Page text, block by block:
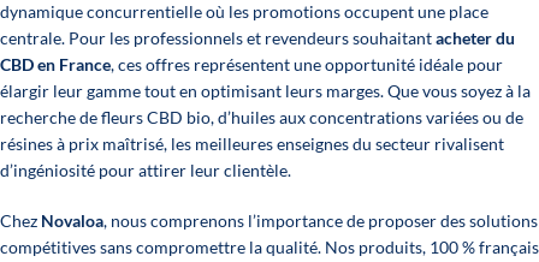
dynamique concurrentielle où les promotions occupent une place
centrale. Pour les professionnels et revendeurs souhaitantacheter du
CBD en France, ces offres représentent une opportunité idéale pour
élargir leur gamme tout en optimisant leurs marges. Que vous soyez à la
recherche de fleurs CBD bio, d’huiles aux concentrations variées ou de
résines à prix maîtrisé, les meilleures enseignes du secteur rivalisent
d’ingéniosité pour attirer leur clientèle.
Chez Novaloa, nous comprenons l’importance de proposer des solutions
compétitives sans compromettre la qualité. Nos produits, 100 % français